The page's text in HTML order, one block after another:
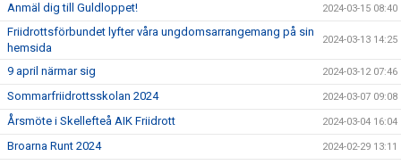
Anmäl dig till Guldloppet! 2024-03-15 08:40
Friidrottsförbundet lyfter våra ungdomsarrangemang på sin
hemsida
2024-03-13 14:25
9 april närmar sig 2024-03-12 07:46
Sommarfriidrottsskolan 2024 2024-03-07 09:08
Årsmöte i Skellefteå AIK Friidrott 2024-03-04 16:04
Broarna Runt 2024 2024-02-29 13:11